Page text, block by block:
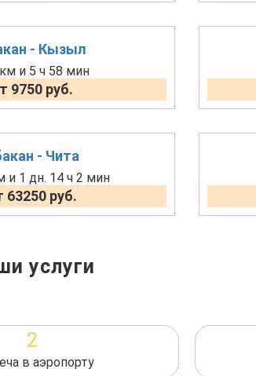
- Кызыл
и 5 ч 58 мин
9750 руб.
- Чита
и 1 дн. 14 ч 2 мин
63250 руб.
услуги
2
в аэропорту